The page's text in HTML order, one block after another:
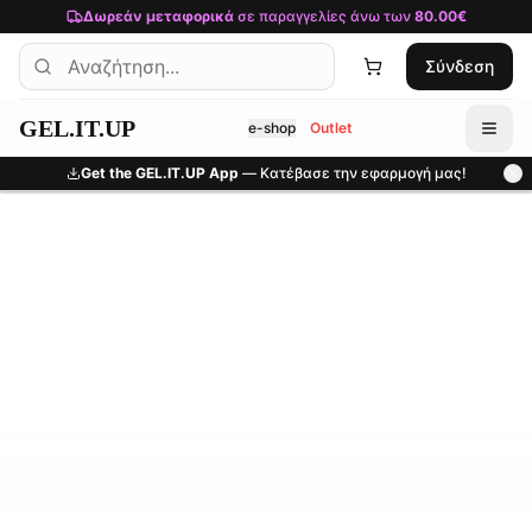
Μετάβαση στο κύριο περιεχόμενο
Δωρεάν μεταφορικάσε παραγγελίες άνω των 80.00€
Σύνδεση
GEL.IT.UP e-shop Outlet
Get the GEL.IT.UP App — Κατέβασε την εφαρμογή μας!